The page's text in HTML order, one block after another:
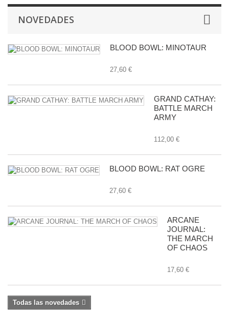
NOVEDADES
BLOOD BOWL: MINOTAUR
27,60 €
GRAND CATHAY:
BATTLE MARCH
ARMY
112,00 €
BLOOD BOWL: RAT OGRE
27,60 €
ARCANE
JOURNAL:
THE MARCH
OF CHAOS
17,60 €
Todas las novedades